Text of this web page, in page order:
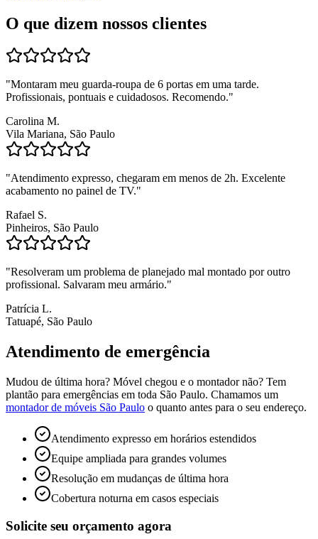
O que dizem nossos clientes
"Montaram meu guarda-roupa de 6 portas em uma tarde.
Profissionais, pontuais e cuidadosos. Recomendo."
Carolina M.
Vila Mariana, São Paulo
"Atendimento expresso, chegaram em menos de 2h. Excelente
acabamento no painel de TV."
Rafael S.
Pinheiros, São Paulo
"Resolveram um problema de planejado mal montado por outro
profissional. Salvaram meu armário."
Patrícia L.
Tatuapé, São Paulo
Atendimento de emergência
Mudou de última hora? Móvel chegou e o montador não? Tem
plantão para emergências em toda São Paulo. Chamamos um
montador de móveis São Paulo o quanto antes para o seu endereço.
Atendimento expresso em horários estendidos
Equipe ampliada para grandes volumes
Resolução em mudanças de última hora
Cobertura noturna em casos especiais
Solicite seu orçamento agora